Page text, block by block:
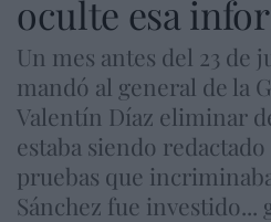
oculte esa
Un mes antes del 23 de
mandó al general de la
Valentín Díaz eliminar
estaba siendo
pruebas que
Sánchez fue investido...